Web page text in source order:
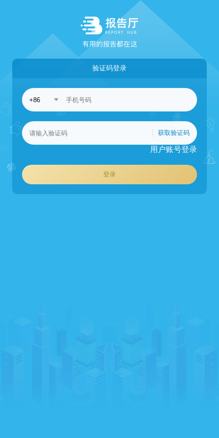
验证码登录
获取验证码
用户账号登录
登录